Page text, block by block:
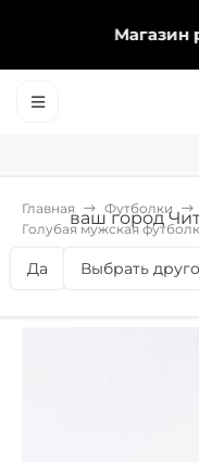
Магазин
ваш город
Да Выбрать
Главная Футболки
Голубая мужская
Голубая